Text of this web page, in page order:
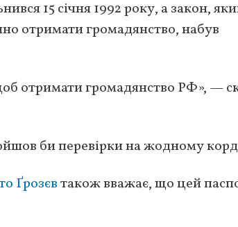
15 січня 1992 року, а закон,
отримати громадянство, набув
отримати громадянство РФ», —
би перевірки на жодному
Ґрозєвтакож вважає, що цей